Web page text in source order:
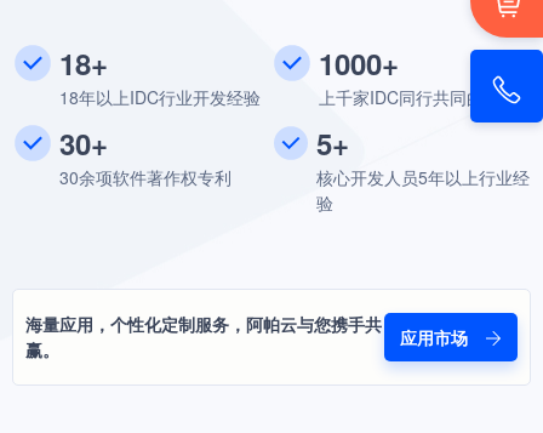
18+
18年以上IDC行业开发经验
1000+
上千家IDC同行共同的选择
30+
30余项软件著作权专利
5+
核心开发人员5年以上行业经
验
海量应用，个性化定制服务，阿帕云与您携手共
赢。
应用市场